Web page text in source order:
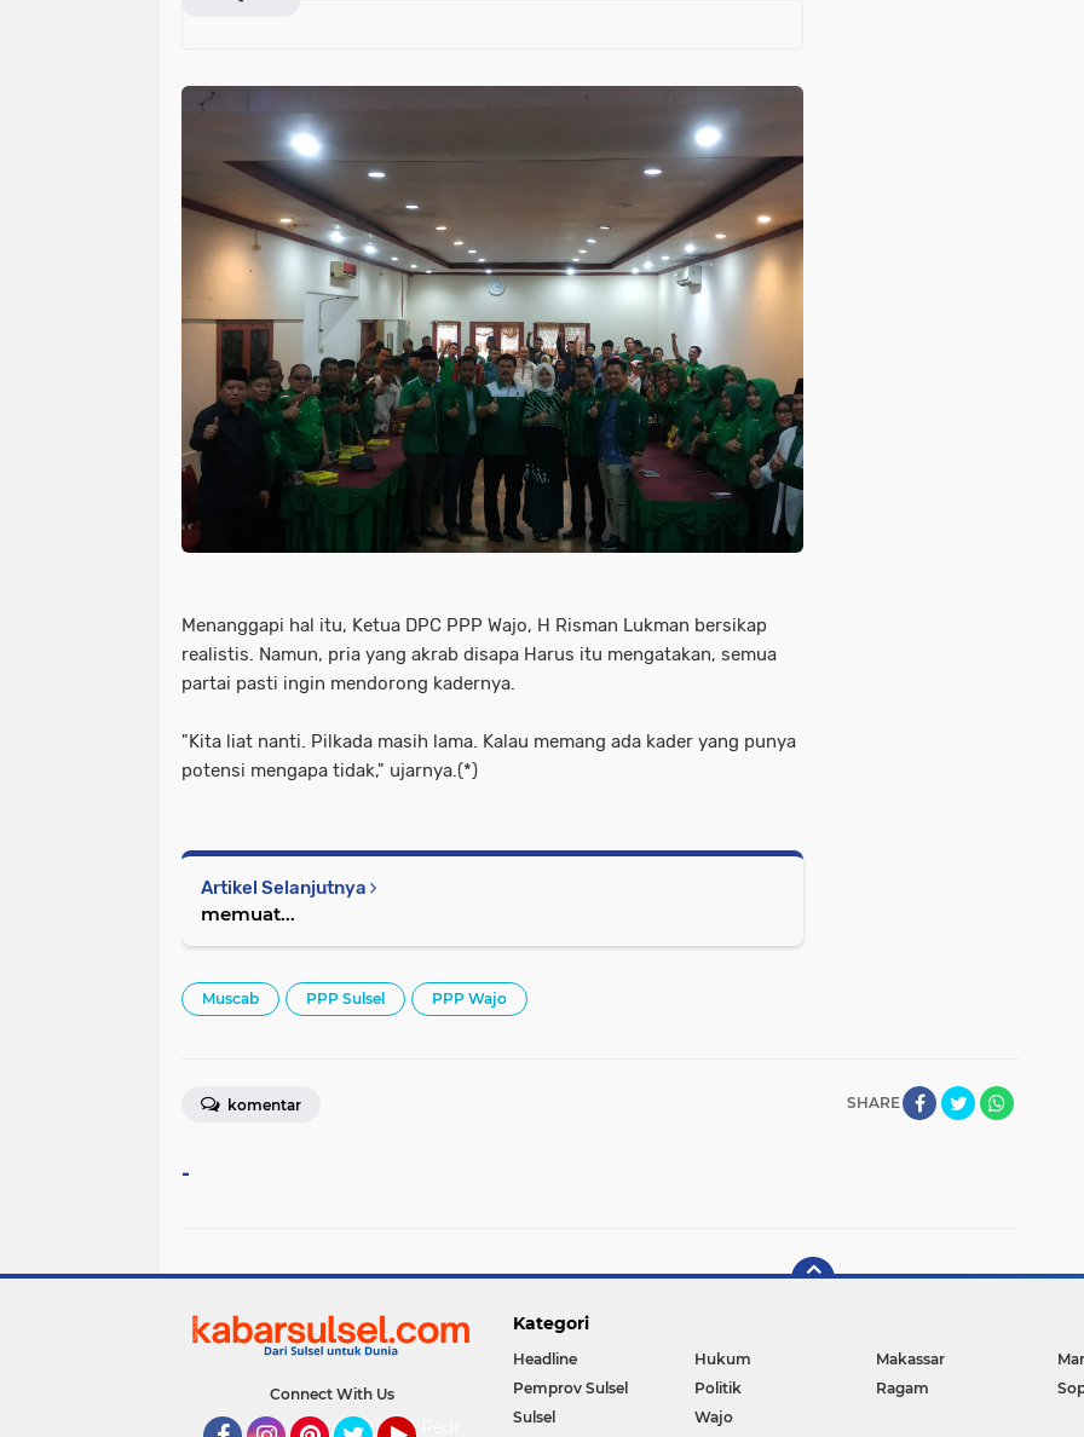
Menanggapi hal itu, Ketua DPC PPP Wajo, H Risman Lukman bersikap
realistis. Namun, pria yang akrab disapa Harus itu mengatakan, semua
partai pasti ingin mendorong kadernya.
"Kita liat nanti. Pilkada masih lama. Kalau memang ada kader yang punya
potensi mengapa tidak," ujarnya.(*)
Artikel Selanjutnya
memuat...
Muscab PPP Sulsel PPP Wajo
SHARE
komentar
-
Connect With Us
Kategori
Headline Hukum Makassar
Pemprov Sulsel
Politik Ragam
Sulsel
Wajo